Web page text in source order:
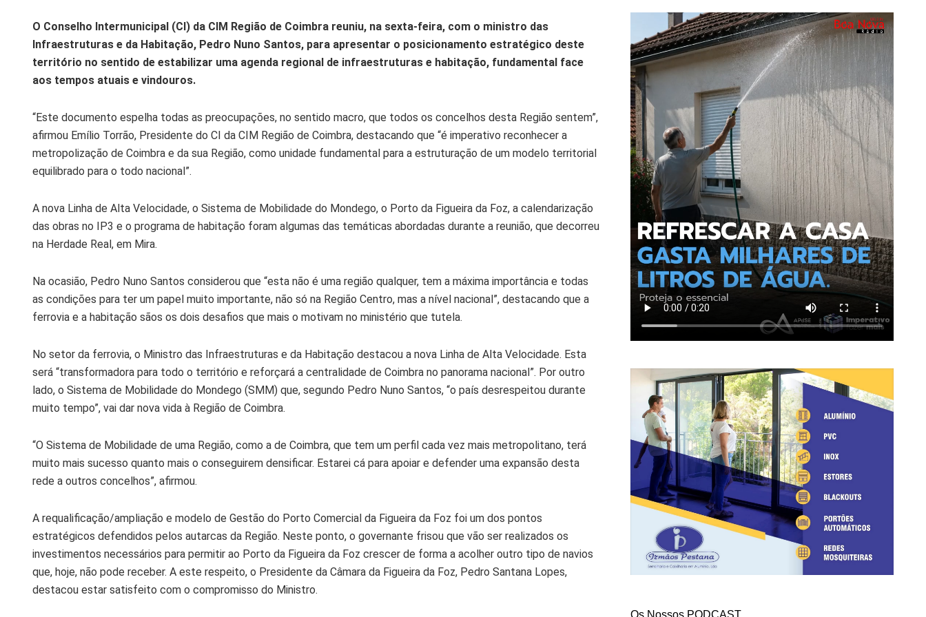
O Conselho Intermunicipal (CI) da CIM Região de Coimbra reuniu, na sexta-feira, com o ministro das
Infraestruturas e da Habitação, Pedro Nuno Santos, para apresentar o posicionamento estratégico deste
território no sentido de estabilizar uma agenda regional de infraestruturas e habitação, fundamental face
aos tempos atuais e vindouros.
“Este documento espelha todas as preocupações, no sentido macro, que todos os concelhos desta Região sentem”,
afirmou Emílio Torrão, Presidente do CI da CIM Região de Coimbra, destacando que “é imperativo reconhecer a
metropolização de Coimbra e da sua Região, como unidade fundamental para a estruturação de um modelo territorial
equilibrado para o todo nacional”.
A nova Linha de Alta Velocidade, o Sistema de Mobilidade do Mondego, o Porto da Figueira da Foz, a calendarização
das obras no IP3 e o programa de habitação foram algumas das temáticas abordadas durante a reunião, que decorreu
na Herdade Real, em Mira.
Na ocasião, Pedro Nuno Santos considerou que “esta não é uma região qualquer, tem a máxima importância e todas
as condições para ter um papel muito importante, não só na Região Centro, mas a nível nacional”, destacando que a
ferrovia e a habitação sãos os dois desafios que mais o motivam no ministério que tutela.
No setor da ferrovia, o Ministro das Infraestruturas e da Habitação destacou a nova Linha de Alta Velocidade. Esta
será “transformadora para todo o território e reforçará a centralidade de Coimbra no panorama nacional”. Por outro
lado, o Sistema de Mobilidade do Mondego (SMM) que, segundo Pedro Nuno Santos, “o país desrespeitou durante
muito tempo”, vai dar nova vida à Região de Coimbra.
“O Sistema de Mobilidade de uma Região, como a de Coimbra, que tem um perfil cada vez mais metropolitano, terá
muito mais sucesso quanto mais o conseguirem densificar. Estarei cá para apoiar e defender uma expansão desta
rede a outros concelhos”, afirmou.
A requalificação/ampliação e modelo de Gestão do Porto Comercial da Figueira da Foz foi um dos pontos
estratégicos defendidos pelos autarcas da Região. Neste ponto, o governante frisou que vão ser realizados os
investimentos necessários para permitir ao Porto da Figueira da Foz crescer de forma a acolher outro tipo de navios
que, hoje, não pode receber. A este respeito, o Presidente da Câmara da Figueira da Foz, Pedro Santana Lopes,
destacou estar satisfeito com o compromisso do Ministro.
Os Nossos PODCAST